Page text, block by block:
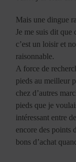
Mais une dingue
Je me suis dit que
c’est un loisir et
raisonnable.
A force de
pieds au meilleur
chez d’autres
pieds que je
intéressant entre
encore des points
bons d’achat